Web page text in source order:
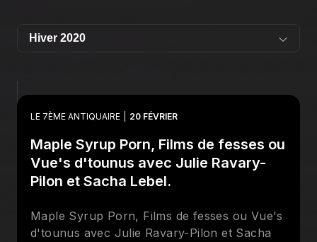
LE 7ÈME ANTIQUAIRE 20 FÉVRIER
Maple Syrup Porn, Films de fesses ou
Vue's d'tounus avec Julie Ravary-
Pilon et Sacha Lebel.
Maple Syrup Porn, Films de fesses ou Vue's
d'tounus avec Julie Ravary-Pilon et Sacha